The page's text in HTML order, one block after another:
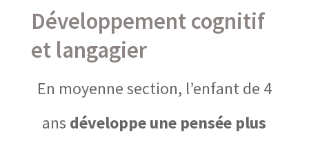
Développement cognitif
et langagier
En moyenne section, l’enfant de 4
ans développe une pensée plus